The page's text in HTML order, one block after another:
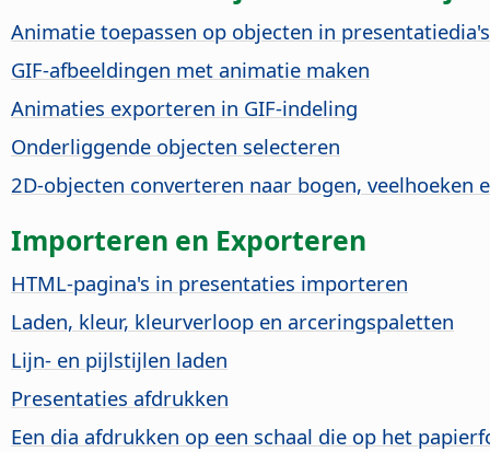
Animatie toepassen op objecten in presentatiedia's
GIF-afbeeldingen met animatie maken
Animaties exporteren in GIF-indeling
Onderliggende objecten selecteren
2D-objecten converteren naar bogen, veelhoeken
Importeren en Exporteren
HTML-pagina's in presentaties importeren
Laden, kleur, kleurverloop en arceringspaletten
Lijn- en pijlstijlen laden
Presentaties afdrukken
Een dia afdrukken op een schaal die op het